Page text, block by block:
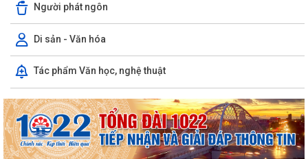
Người phát ngôn
Di sản - Văn hóa
Tác phẩm Văn học, nghệ thuật
CƠ SỞ
Trường Tiểu học Đinh Tiên Hoàng (phường Hồng Bàng) tăng kiến thức,
kỹ năng phòng chống đuối nước...
cơ sở kinh doanh dịch vụ ăn uống,...
HỘI NGƯỜI CAO TUỔI PHƯỜNG HỒNG BÀNG TỔ CHỨC HỘI NGHỊ SƠ
KẾT CÔNG TÁC HỘI 6 THÁNG ĐẦU NĂM 2026